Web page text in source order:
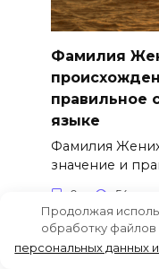
Фамилия
правильное
языке
Фамилия
значение и
0 54
Продолжая
обработку
персональных данных